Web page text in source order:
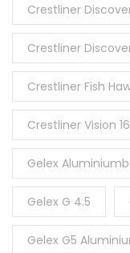
Crestliner
Crestliner
Crestliner Fish
Crestliner Vision
Gelex
Gelex G 4.5
Gelex G5